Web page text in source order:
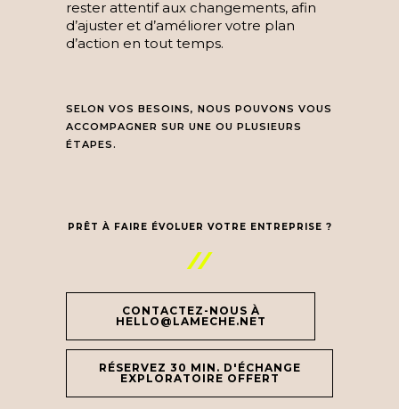
rester attentif aux changements, afin
d’ajuster et d’améliorer votre plan
d’action en tout temps.
SELON VOS BESOINS, NOUS POUVONS VOUS
ACCOMPAGNER SUR UNE OU PLUSIEURS
ÉTAPES.
PRÊT À FAIRE ÉVOLUER VOTRE ENTREPRISE ?
//
CONTACTEZ-NOUS À
HELLO@LAMECHE.NET
RÉSERVEZ 30 MIN. D'ÉCHANGE
EXPLORATOIRE OFFERT